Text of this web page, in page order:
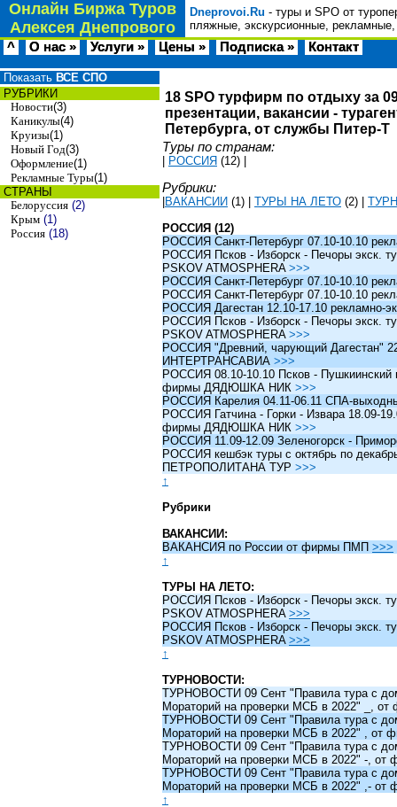
Онлайн Биржа Туров
Алексея Днепрового
Dneprovoi.Ru - туры и SPO от
пляжные, экскурсионные,
^ О нас » Услуги » Цены » Подписка » Контакт
Показать ВСЕ СПО
РУБРИКИ
Новости(3)
Каникулы(4)
Круизы(1)
Новый Год(3)
Оформление(1)
Рекламные Туры(1)
СТРАНЫ
Белоруссия (2)
Крым (1)
Россия (18)
18 SPO турфирм по отдыху за
презентации, вакансии -
Петербурга, от службы Питер-Т
Туры по странам:
РОССИЯ (12)
Рубрики:
ВАКАНСИИ (1) ТУРЫ НА ЛЕТО (2)
РОССИЯ (12)
РОССИЯ Санкт-Петербург 07.10-10.10
РОССИЯ Псков - Изборск - Печоры экск.
PSKOV ATMOSPHERA >>>
РОССИЯ Санкт-Петербург 07.10-10.10
РОССИЯ Санкт-Петербург 07.10-10.10
РОССИЯ Дагестан 12.10-17.10 рекламно-
РОССИЯ Псков - Изборск - Печоры экск.
PSKOV ATMOSPHERA >>>
РОССИЯ "Древний, чарующий Дагестан"
ИНТЕРТРАНСАВИА >>>
РОССИЯ 08.10-10.10 Псков - Пушкиинский
фирмы ДЯДЮШКА НИК >>>
РОССИЯ Карелия 04.11-06.11 СПА-
РОССИЯ Гатчина - Горки - Извара 18.09-
фирмы ДЯДЮШКА НИК >>>
РОССИЯ 11.09-12.09 Зеленогорск -
РОССИЯ кешбэк туры c октябрь по
ПЕТРОПОЛИТАНА ТУР >>>
↑
Рубрики
ВАКАНСИИ:
ВАКАНСИЯ по России от фирмы ПМП >>>
↑
ТУРЫ НА ЛЕТО:
РОССИЯ Псков - Изборск - Печоры экск.
PSKOV ATMOSPHERA >>>
РОССИЯ Псков - Изборск - Печоры экск.
PSKOV ATMOSPHERA >>>
↑
ТУРНОВОСТИ:
ТУРНОВОСТИ 09 Сент "Правила тура с
Мораторий на проверки МСБ в 2022" _,
ТУРНОВОСТИ 09 Сент "Правила тура с
Мораторий на проверки МСБ в 2022" ,
ТУРНОВОСТИ 09 Сент "Правила тура с
Мораторий на проверки МСБ в 2022" -,
ТУРНОВОСТИ 09 Сент "Правила тура с
Мораторий на проверки МСБ в 2022" ,-
↑